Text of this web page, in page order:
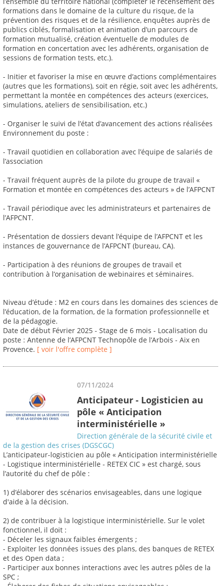
formations dans le domaine de la culture du risque, de la
prévention des risques et de la résilience, enquêtes auprès de
publics ciblés, formalisation et animation d’un parcours de
formation mutualisé, création éventuelle de modules de
formation en concertation avec les adhérents, organisation de
sessions de formation tests, etc.).
- Initier et favoriser la mise en œuvre d’actions complémentaires
(autres que les formations), soit en régie, soit avec les adhérents,
permettant la montée en compétences des acteurs (exercices,
simulations, ateliers de sensibilisation, etc.)
- Organiser le suivi de l’état d’avancement des actions réalisées
Environnement du poste :
- Travail quotidien en collaboration avec l’équipe de salariés de
l’association
- Travail fréquent auprès de la pilote du groupe de travail «
Formation et montée en compétences des acteurs » de l’AFPCNT
- Travail périodique avec les administrateurs et partenaires de
l’AFPCNT.
- Présentation de dossiers devant l’équipe de l’AFPCNT et les
instances de gouvernance de l’AFPCNT (bureau, CA).
- Participation à des réunions de groupes de travail et
contribution à l’organisation de webinaires et séminaires.
Niveau d’étude : M2 en cours dans les domaines des sciences de
l’éducation, de la formation, de la formation professionnelle et
de la pédagogie.
Date de début Février 2025 - Stage de 6 mois - Localisation du
poste : Antenne de l’AFPCNT Technopôle de l’Arbois - Aix en
Provence. [ voir l'offre complète ]
07/11/2024
Anticipateur - Logisticien au
pôle « Anticipation
interministérielle »
Direction générale de la sécurité civile et
de la gestion des crises (DGSCGC)
L’anticipateur-logisticien au pôle « Anticipation interministérielle
- Logistique interministérielle - RETEX CIC » est chargé, sous
l’autorité du chef de pôle :
1) d’élaborer des scénarios envisageables, dans une logique
d'aide à la décision.
2) de contribuer à la logistique interministérielle. Sur le volet
fonctionnel, il doit :
- Déceler les signaux faibles émergents ;
- Exploiter les données issues des plans, des banques de RETEX
et des Open data ;
- Participer aux bonnes interactions avec les autres pôles de la
SPC ;